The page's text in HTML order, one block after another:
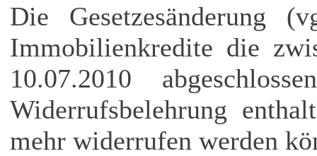
Die Gesetzesänderung
Immobilienkredite die
10.07.2010
Widerrufsbelehrung
mehr widerrufen werden